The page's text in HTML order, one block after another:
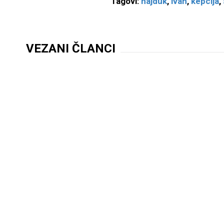
VEZANI ČLANCI